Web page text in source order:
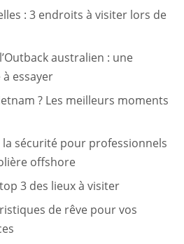
: 3 endroits à visiter lors de
australien : une
essayer
? Les meilleurs moments
la sécurité pour professionnels
offshore
3 des lieux à visiter
de rêve pour vos